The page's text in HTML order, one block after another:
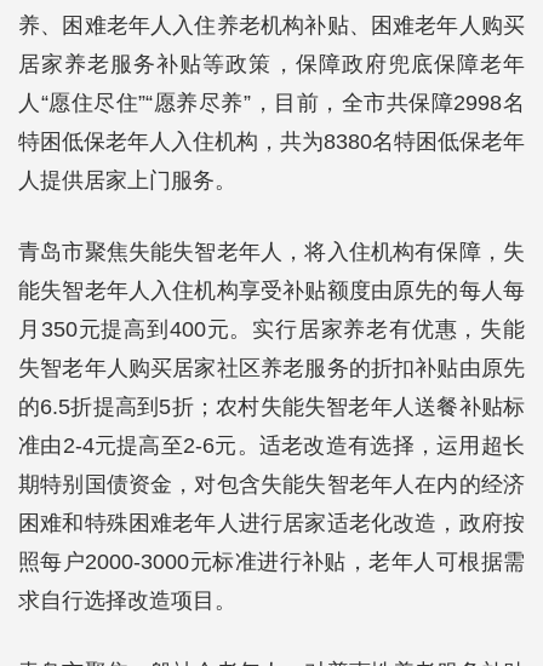
养、困难老年人入住养老机构补贴、困难老年人购买
居家养老服务补贴等政策，保障政府兜底保障老年
人“愿住尽住”“愿养尽养”，目前，全市共保障2998名
特困低保老年人入住机构，共为8380名特困低保老年
人提供居家上门服务。
青岛市聚焦失能失智老年人，将入住机构有保障，失
能失智老年人入住机构享受补贴额度由原先的每人每
月350元提高到400元。实行居家养老有优惠，失能
失智老年人购买居家社区养老服务的折扣补贴由原先
的6.5折提高到5折；农村失能失智老年人送餐补贴标
准由2-4元提高至2-6元。适老改造有选择，运用超长
期特别国债资金，对包含失能失智老年人在内的经济
困难和特殊困难老年人进行居家适老化改造，政府按
照每户2000-3000元标准进行补贴，老年人可根据需
求自行选择改造项目。